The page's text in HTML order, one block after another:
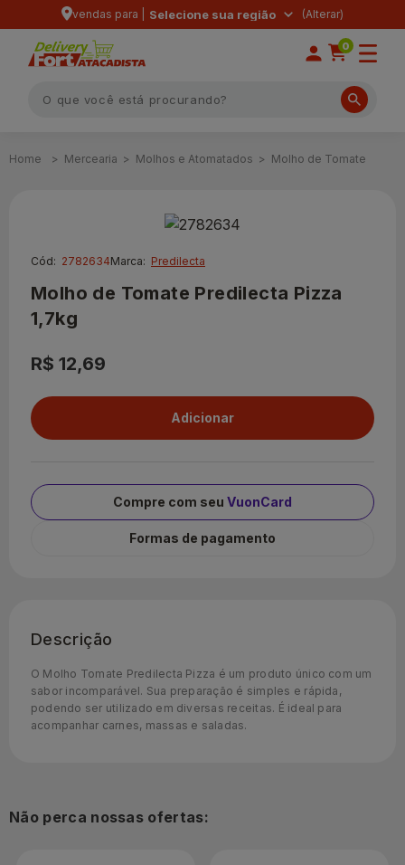
vendas para | Selecione sua região
0
Mercearia Molhos e Atomatados Molho de Tomate
Cód: 2782634Marca: Predilecta
Molho de Tomate Predilecta Pizza
1,7kg
R$ 12,69
Compre com seu VuonCard
Formas de pagamento
Descrição
O Molho Tomate Predilecta Pizza é um produto único com um
sabor incomparável. Sua preparação é simples e rápida,
podendo ser utilizado em diversas receitas. É ideal para
acompanhar carnes, massas e saladas.
Não perca nossas ofertas: